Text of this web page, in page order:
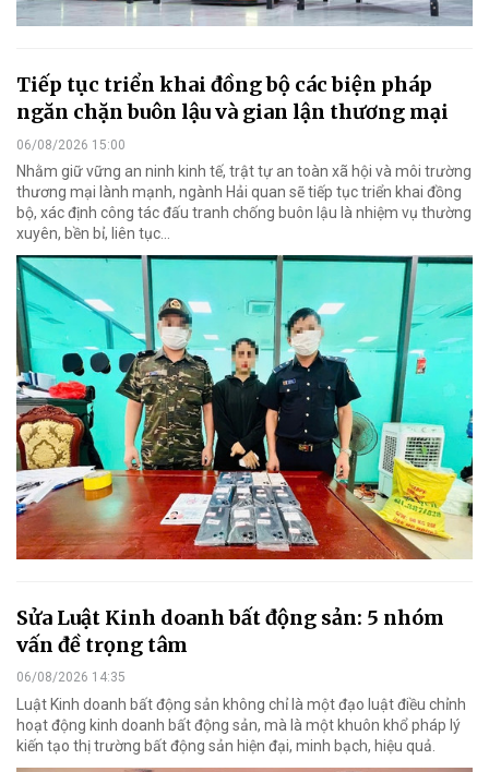
Tiếp tục triển khai đồng bộ các biện pháp
ngăn chặn buôn lậu và gian lận thương mại
06/08/2026 15:00
Nhằm giữ vững an ninh kinh tế, trật tự an toàn xã hội và môi trường
thương mại lành mạnh, ngành Hải quan sẽ tiếp tục triển khai đồng
bộ, xác định công tác đấu tranh chống buôn lậu là nhiệm vụ thường
xuyên, bền bỉ, liên tục…
Sửa Luật Kinh doanh bất động sản: 5 nhóm
vấn đề trọng tâm
06/08/2026 14:35
Luật Kinh doanh bất động sản không chỉ là một đạo luật điều chỉnh
hoạt động kinh doanh bất động sản, mà là một khuôn khổ pháp lý
kiến tạo thị trường bất động sản hiện đại, minh bạch, hiệu quả.